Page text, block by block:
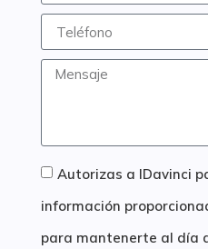
Autorizas a IDavinci
información
para mantenerte al día